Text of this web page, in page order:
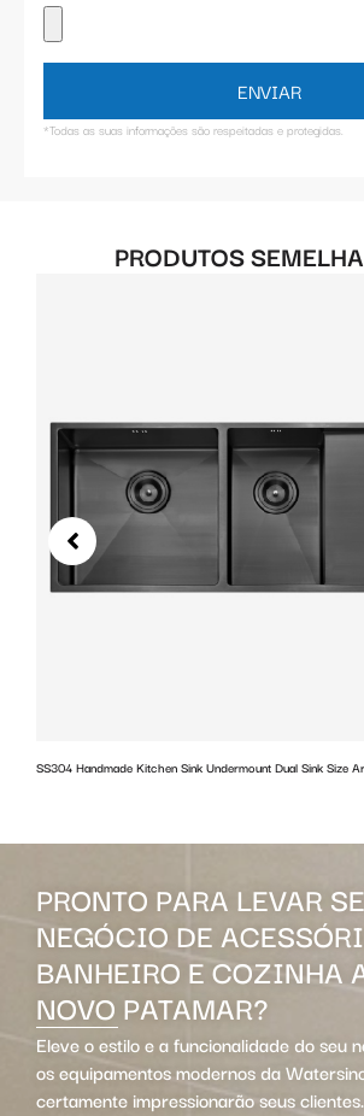
ENVIAR
*Todas as suas informações são respeitadas e protegidas.
PRODUTOS
SS304 Handmade Kitchen Sink Undermount Dual Sink Size
PRONTO PARA LEVAR
NEGÓCIO DE
BANHEIRO E COZINHA
NOVO PATAMAR?
Eleve o estilo e a funcionalidade do seu
os equipamentos modernos da
certamente impressionarão seus clientes.